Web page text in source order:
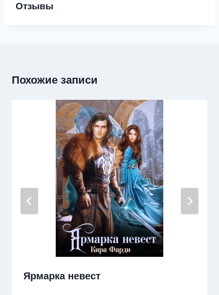
Отзывы
Похожие записи
Ярмарка невест